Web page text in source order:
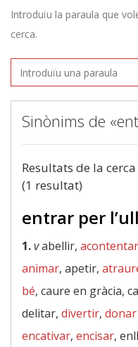
Introduïu la paraula que
cerca.
Sinònims de
Resultats de la
(1 resultat)
entrar per
1.vabellir, acontentar
animar, apetir,
bé, caure en gràcia,
delitar, divertir,
encativar, encisar,